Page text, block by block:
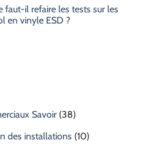
faut-il refaire les tests sur les
en vinyle ESD ?
Savoir (38)
des installations (10)